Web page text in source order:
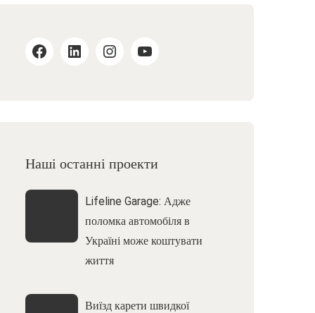
Наші останні проекти
Lifeline Garage: Адже
поломка автомобіля в
Україні може коштувати
життя
Виїзд карети швидкої